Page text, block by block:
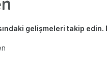
gelişmeleri takip edin.